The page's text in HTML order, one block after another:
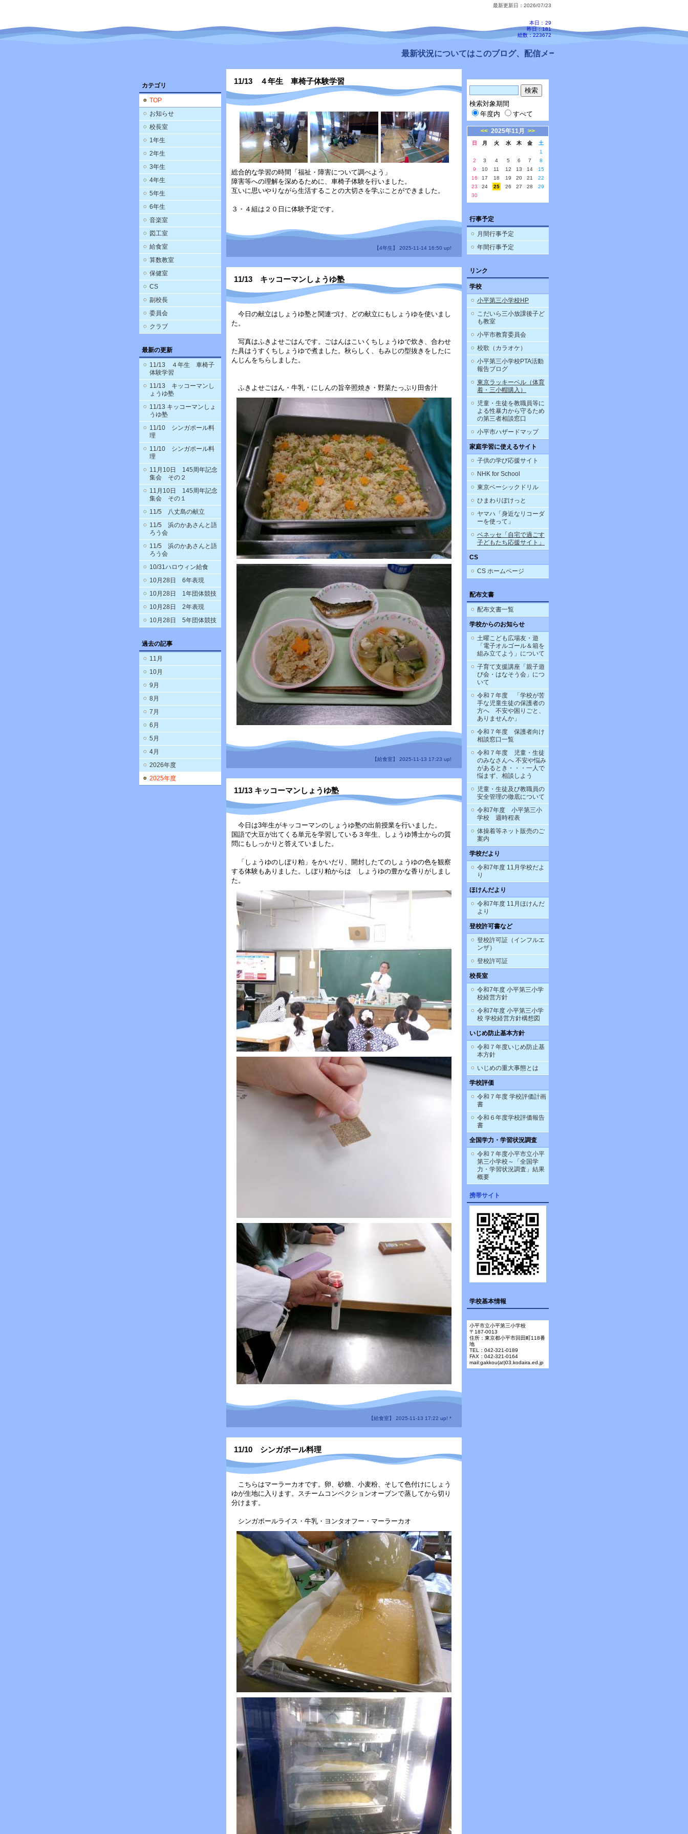
最新更新日：2026/07/23
本日： 29
昨日：181
総数：223672
最新状況についてはこのブログ、配信メールをご確認ください。
カテゴリ
TOP
お知らせ
校長室
1年生
2年生
3年生
4年生
5年生
6年生
音楽室
図工室
給食室
算数教室
保健室
CS
副校長
委員会
クラブ
最新の更新
11/13 ４年生 車椅子
体験学習
11/13 キッコーマンし
ょうゆ塾
11/13 キッコーマンしょ
うゆ塾
11/10 シンガポール料
理
11/10 シンガポール料
理
11月10日 145周年記念
集会 その２
11月10日 145周年記念
集会 その１
11/5 八丈島の献立
11/5 浜のかあさんと語
ろう会
11/5 浜のかあさんと語
ろう会
10/31ハロウィン給食
10月28日 6年表現
10月28日 1年団体競技
10月28日 2年表現
10月28日 5年団体競技
過去の記事
11月
10月
9月
8月
7月
6月
5月
4月
2026年度
2025年度
11/13 ４年生 車椅子体験学習
総合的な学習の時間「福祉・障害について調べよう」
障害等への理解を深めるために、車椅子体験を行いました。
互いに思いやりながら生活することの大切さを学ぶことができました。
３・４組は２０日に体験予定です。
【4年生】 2025-11-14 16:50 up!
11/13 キッコーマンしょうゆ塾
今日の献立はしょうゆ塾と関連づけ、どの献立にもしょうゆを使いまし
た。
写真はふきよせごはんです。ごはんはこいくちしょうゆで炊き、合わせ
た具はうすくちしょうゆで煮ました。秋らしく、もみじの型抜きをしたに
んじんをちらしました。
ふきよせごはん・牛乳・にしんの旨辛照焼き・野菜たっぷり田舎汁
【給食室】 2025-11-13 17:23 up!
11/13 キッコーマンしょうゆ塾
今日は3年生がキッコーマンのしょうゆ塾の出前授業を行いました。
国語で大豆が出てくる単元を学習している３年生、しょうゆ博士からの質
問にもしっかりと答えていました。
「しょうゆのしぼり粕」をかいだり、開封したてのしょうゆの色を観察
する体験もありました。しぼり粕からは しょうゆの豊かな香りがしまし
た。
【給食室】 2025-11-13 17:22 up! *
11/10 シンガポール料理
こちらはマーラーカオです。卵、砂糖、小麦粉、そして色付けにしょう
ゆが生地に入ります。スチームコンベクションオーブンで蒸してから切り
分けます。
シンガポールライス・牛乳・ヨンタオフー・マーラーカオ
検索対象期間
年度内
すべて
<< 2025年11月 >>
日 月 火 水 木 金
土
1
2
3 4 5 6 7
8
9
10 11 12 13 14
15
16
17 18 19 20 21
22
23
24 25 26 27 28
29
30
行事予定
月間行事予定
年間行事予定
リンク
学校
小平第三小学校HP
こだいら三小放課後子ど
も教室
小平市教育委員会
校歌（カラオケ）
小平第三小学校PTA活動
報告ブログ
東京ラッキーベル（体育
着・三小帽購入）
児童・生徒を教職員等に
よる性暴力から守るため
の第三者相談窓口
小平市ハザードマップ
家庭学習に使えるサイト
子供の学び応援サイト
NHK for School
東京ベーシックドリル
ひまわりぽけっと
ヤマハ「身近なリコーダ
ーを使って」
ベネッセ「自宅で過ごす
子どもたち応援サイト」
CS
CS ホームページ
配布文書
配布文書一覧
学校からのお知らせ
土曜こども広場友・遊
「電子オルゴール＆箱を
組み立てよう」について
子育て支援講座「親子遊
び会・はなそう会」につ
いて
令和７年度 「学校が苦
手な児童生徒の保護者の
方へ 不安や困りごと、
ありませんか」
令和７年度 保護者向け
相談窓口一覧
令和７年度 児童・生徒
のみなさんへ 不安や悩み
があるとき・・・一人で
悩まず、相談しよう
児童・生徒及び教職員の
安全管理の徹底について
令和7年度 小平第三小
学校 週時程表
体操着等ネット販売のご
案内
学校だより
令和7年度 11月学校だよ
り
ほけんだより
令和7年度 11月ほけんだ
より
登校許可書など
登校許可証（インフルエ
ンザ）
登校許可証
校長室
令和7年度 小平第三小学
校経営方針
令和7年度 小平第三小学
校 学校経営方針構想図
いじめ防止基本方針
令和７年度いじめ防止基
本方針
いじめの重大事態とは
学校評価
令和７年度 学校評価計画
書
令和６年度学校評価報告
書
全国学力・学習状況調査
令和７年度小平市立小平
第三小学校～「全国学
力・学習状況調査」結果
概要
携帯サイト
学校基本情報
小平市立小平第三小学校
〒187-0013
住所：東京都小平市回田町118番
地
TEL：042-321-0189
FAX：042-321-0164
mail:gakkou(at)03.kodaira.ed.jp